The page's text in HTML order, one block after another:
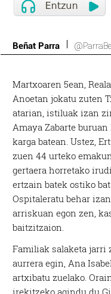
Beñat Parra
Martxoaren 5ean,
Anoetan jokatu zuten
atarian, istiluak izan
Amaya Zabarte
karga batean. Ustez,
zuen 44 urteko
gertaera horretako
ertzain batek ostiko
Ospitaleratu behar
arriskuan egon zen,
baitzitzaion.
Familiak salaketa jarri
aurrera egin, Ana
artxibatu zuelako.